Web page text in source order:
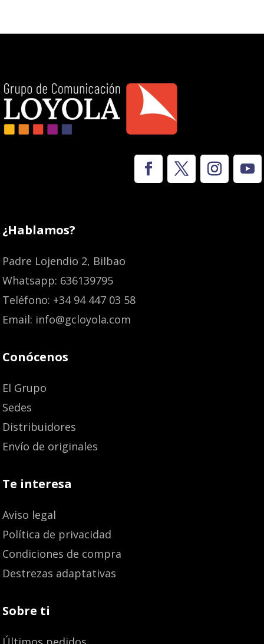
¿Hablamos?
Padre Lojendio 2, Bilbao
Whatsapp: 636139795
Teléfono: +34 94 447 03 58
Email: info@gcloyola.com
Conócenos
El Grupo
Sedes
Distribuidores
Envío de originales
Te interesa
Aviso legal
Política de privacidad
Condiciones de compra
Destrezas adaptativas
Sobre ti